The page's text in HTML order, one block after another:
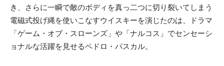
き、さらに一瞬で敵のボディを真っ二つに切り裂いてしまう
電磁式投げ縄を使いこなすウイスキーを演じたのは、ドラマ
「ゲーム・オブ・スローンズ」や「ナルコス」でセンセーシ
ョナルな活躍を見せるペドロ・パスカル。